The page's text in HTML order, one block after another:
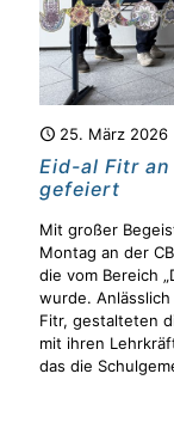
25. März 2026
Eid-al Fitr an
gefeiert
Mit großer
Montag an der
die vom Bereich
wurde.
Fitr, gestalteten
mit ihren
das die